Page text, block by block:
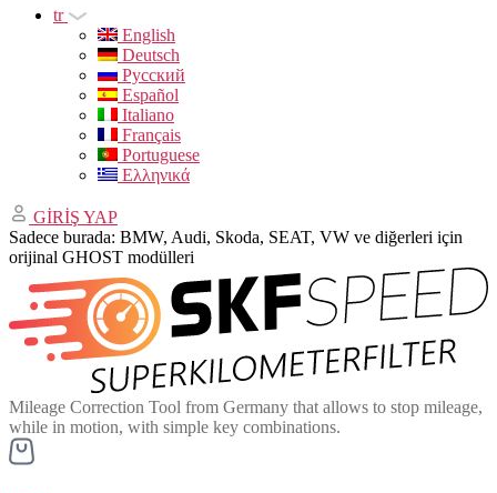
tr
English
Deutsch
Русский
Español
Italiano
Français
Portuguese
Ελληνικά
GİRİŞ YAP
Sadece burada: BMW, Audi, Skoda, SEAT, VW ve diğerleri için
orijinal GHOST modülleri
Mileage Correction Tool from Germany that allows to stop mileage,
while in motion, with simple key combinations.